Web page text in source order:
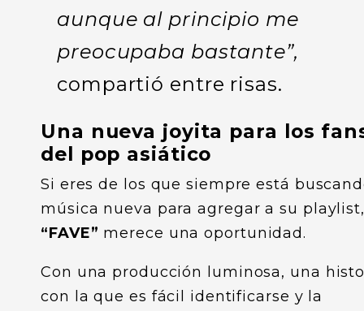
aunque al principio me
preocupaba bastante”,
compartió entre risas.
Una nueva joyita para los
del pop asiático
Si eres de los que siempre está
música nueva para agregar a su playlist,
“FAVE” merece una oportunidad.
Con una producción luminosa, una
con la que es fácil identificarse y la